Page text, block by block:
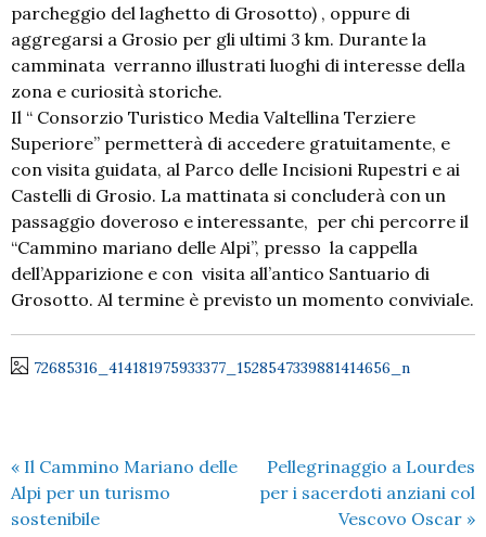
parcheggio del laghetto di Grosotto) , oppure di
aggregarsi a Grosio per gli ultimi 3 km. Durante la
camminata verranno illustrati luoghi di interesse della
zona e curiosità storiche.
Il “ Consorzio Turistico Media Valtellina Terziere
Superiore” permetterà di accedere gratuitamente, e
con visita guidata, al Parco delle Incisioni Rupestri e ai
Castelli di Grosio. La mattinata si concluderà con un
passaggio doveroso e interessante, per chi percorre il
“Cammino mariano delle Alpi”, presso la cappella
dell’Apparizione e con visita all’antico Santuario di
Grosotto. Al termine è previsto un momento conviviale.
72685316_414181975933377_1528547339881414656_n
« Il Cammino Mariano delle
Alpi per un turismo
sostenibile
Pellegrinaggio a Lourdes
per i sacerdoti anziani col
Vescovo Oscar »